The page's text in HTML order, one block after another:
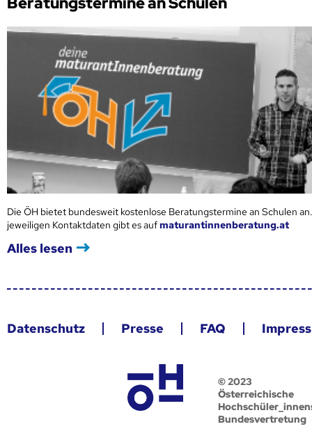
Die ÖH bietet bundesweit kostenlose Beratungstermine an Schulen
jeweiligen Kontaktdaten gibt es aufmaturantinnenberatung.at
Alles lesen
Datenschutz Presse FAQ
© 2023
Österreichische
Bundesvertretung